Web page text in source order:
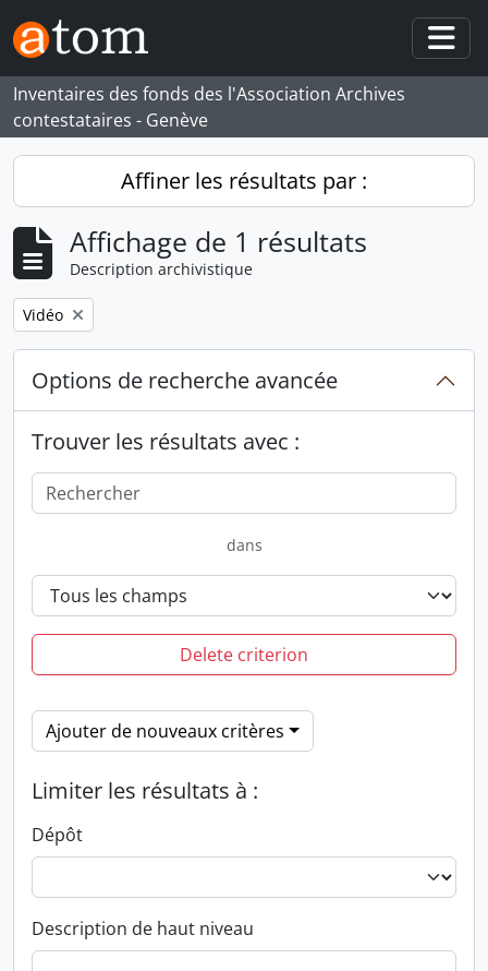
Skip to main content
Inventaires des fonds des l'Association Archives
contestataires - Genève
Affiner les résultats par :
Affichage de 1 résultats
Description archivistique
Remove filter:
Vidéo
Options de recherche avancée
Trouver les résultats avec :
dans
Delete criterion
Ajouter de nouveaux critères
Limiter les résultats à :
Dépôt
Description de haut niveau